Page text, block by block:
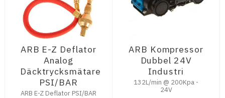
ARB E-Z Deflator
Analog
Däcktrycksmätare
PSI/BAR
ARB E-Z Deflator PSI/BAR
ARB Kompressor
Dubbel 24V
Industri
132L/min @ 200Kpa -
24V